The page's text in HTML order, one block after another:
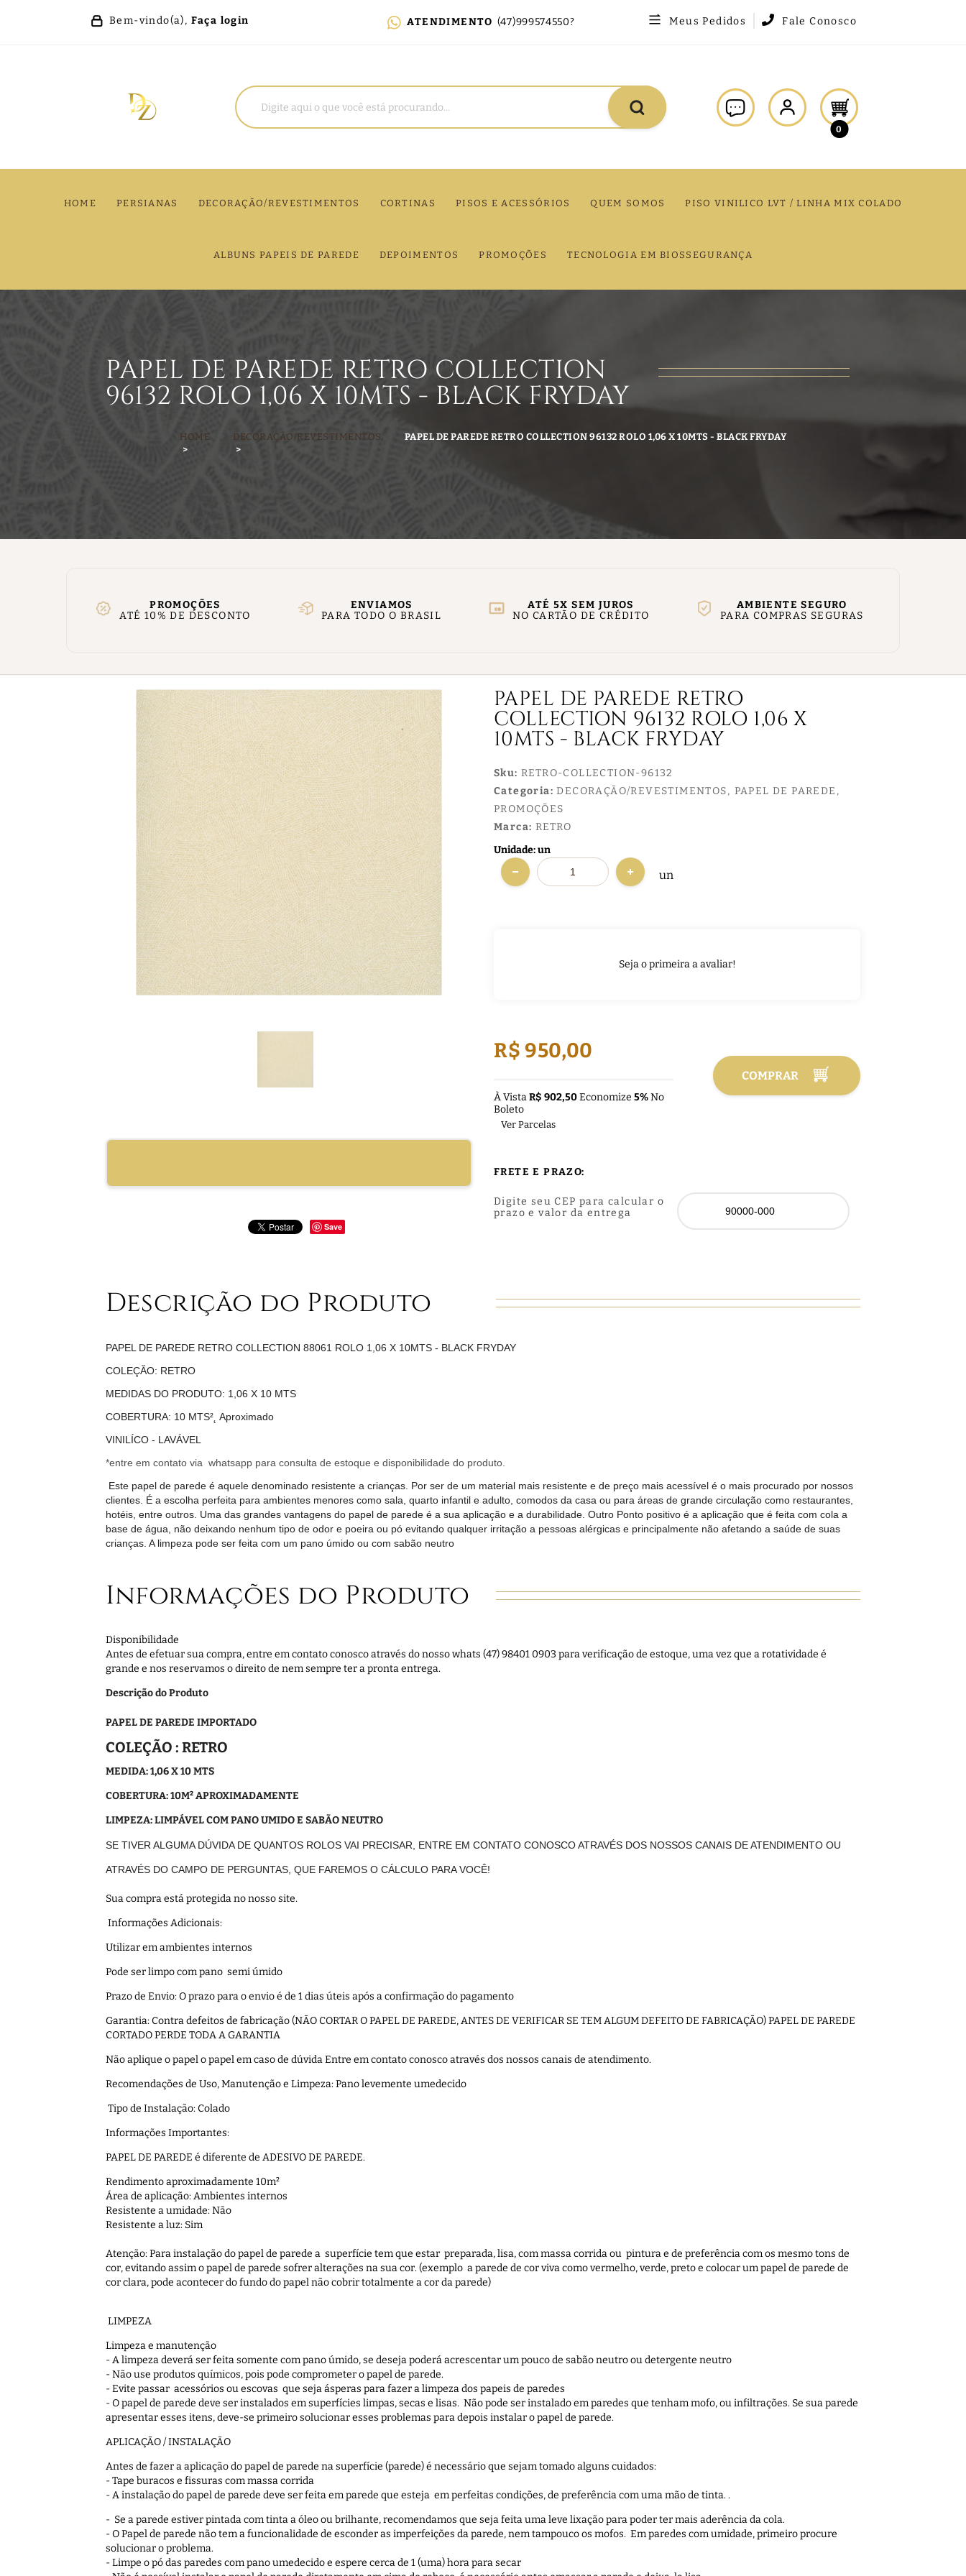
Bem-vindo(a), Faça login ATENDIMENTO (47)999574550? Meus Pedidos Fale Conosco
0
HOME PERSIANAS DECORAÇÃO/REVESTIMENTOS CORTINAS PISOS E ACESSÓRIOS QUEM SOMOS PISO VINILICO LVT / LINHA MIX COLADO
ALBUNS PAPEIS DE PAREDE DEPOIMENTOS PROMOÇÕES TECNOLOGIA EM BIOSSEGURANÇA
HOME DECORAÇÃO/REVESTIMENTOS PAPEL DE PAREDE RETRO COLLECTION 96132 ROLO 1,06 X 10MTS - BLACK FRYDAY
PAPEL DE PAREDE RETRO COLLECTION
96132 ROLO 1,06 X 10MTS - BLACK FRYDAY
PROMOÇÕES
ATÉ 10% DE DESCONTO
ENVIAMOS
PARA TODO O BRASIL
ATÉ 5X SEM JUROS
NO CARTÃO DE CRÉDITO
AMBIENTE SEGURO
PARA COMPRAS SEGURAS
Save
PAPEL DE PAREDE RETRO
COLLECTION 96132 ROLO 1,06 X
10MTS - BLACK FRYDAY
Sku: RETRO-COLLECTION-96132
Categoria: DECORAÇÃO/REVESTIMENTOS
PAPEL DE PAREDE
PROMOÇÕES
Marca: RETRO
Seja o primeira a avaliar!
Unidade: un
un
R$ 950,00
À VistaR$ 902,50Economize 5%No
Boleto
Ver Parcelas
COMPRAR
FRETE E PRAZO:
Digite seu CEP para calcular o
prazo e valor da entrega
Descrição do Produto
PAPEL DE PAREDE RETRO COLLECTION 88061 ROLO 1,06 X 10MTS - BLACK FRYDAY
COLEÇĂO: RETRO
MEDIDAS DO PRODUTO: 1,06 X 10 MTS
COBERTURA: 10 MTS²˛ Aproximado
VINILÍCO - LAVÁVEL
*entre em contato via whatsapp para consulta de estoque e disponibilidade do produto.
Este papel de parede é aquele denominado resistente a crianças. Por ser de um material mais resistente e de preço mais acessível é o mais procurado por nossos
clientes. É a escolha perfeita para ambientes menores como sala, quarto infantil e adulto, comodos da casa ou para áreas de grande circulação como restaurantes,
hotéis, entre outros. Uma das grandes vantagens do papel de parede é a sua aplicação e a durabilidade. Outro Ponto positivo é a aplicação que é feita com cola a
base de água, não deixando nenhum tipo de odor e poeira ou pó evitando qualquer irritação a pessoas alérgicas e principalmente não afetando a saúde de suas
crianças. A limpeza pode ser feita com um pano úmido ou com sabão neutro
Informações do Produto
Disponibilidade
Antes de efetuar sua compra, entre em contato conosco através do nosso whats (47) 98401 0903 para verificação de estoque, uma vez que a rotatividade é
grande e nos reservamos o direito de nem sempre ter a pronta entrega.
Descrição do Produto
PAPEL DE PAREDE IMPORTADO
COLEÇÃO : RETRO
MEDIDA: 1,06 X 10 MTS
COBERTURA: 10M² APROXIMADAMENTE
LIMPEZA: LIMPÁVEL COM PANO UMIDO E SABÃO NEUTRO
SE TIVER ALGUMA DÚVIDA DE QUANTOS ROLOS VAI PRECISAR, ENTRE EM CONTATO CONOSCO ATRAVÉS DOS NOSSOS CANAIS DE ATENDIMENTO OU
ATRAVÉS DO CAMPO DE PERGUNTAS, QUE FAREMOS O CÁLCULO PARA VOCÊ!
Sua compra está protegida no nosso site.
Informações Adicionais:
Utilizar em ambientes internos
Pode ser limpo com pano semi úmido
Prazo de Envio: O prazo para o envio é de 1 dias úteis após a confirmação do pagamento
Garantia: Contra defeitos de fabricação (NÃO CORTAR O PAPEL DE PAREDE, ANTES DE VERIFICAR SE TEM ALGUM DEFEITO DE FABRICAÇÃO) PAPEL DE PAREDE
CORTADO PERDE TODA A GARANTIA
Não aplique o papel o papel em caso de dúvida Entre em contato conosco através dos nossos canais de atendimento.
Recomendações de Uso, Manutenção e Limpeza: Pano levemente umedecido
Tipo de Instalação: Colado
Informações Importantes:
PAPEL DE PAREDE é diferente de ADESIVO DE PAREDE.
Rendimento aproximadamente 10m²
Área de aplicação: Ambientes internos
Resistente a umidade: Não
Resistente a luz: Sim
Atenção: Para instalação do papel de parede a superfície tem que estar preparada, lisa, com massa corrida ou pintura e de preferência com os mesmo tons de
cor, evitando assim o papel de parede sofrer alterações na sua cor. (exemplo a parede de cor viva como vermelho, verde, preto e colocar um papel de parede de
cor clara, pode acontecer do fundo do papel não cobrir totalmente a cor da parede)
LIMPEZA
Limpeza e manutenção
- A limpeza deverá ser feita somente com pano úmido, se deseja poderá acrescentar um pouco de sabão neutro ou detergente neutro
- Não use produtos químicos, pois pode comprometer o papel de parede.
- Evite passar acessórios ou escovas que seja ásperas para fazer a limpeza dos papeis de paredes
- O papel de parede deve ser instalados em superfícies limpas, secas e lisas. Não pode ser instalado em paredes que tenham mofo, ou infiltrações. Se sua parede
apresentar esses itens, deve-se primeiro solucionar esses problemas para depois instalar o papel de parede.
APLICAÇÃO / INSTALAÇÃO
Antes de fazer a aplicação do papel de parede na superfície (parede) é necessário que sejam tomado alguns cuidados:
- Tape buracos e fissuras com massa corrida
- A instalação do papel de parede deve ser feita em parede que esteja em perfeitas condições, de preferência com uma mão de tinta. .
- Se a parede estiver pintada com tinta a óleo ou brilhante, recomendamos que seja feita uma leve lixação para poder ter mais aderência da cola.
- O Papel de parede não tem a funcionalidade de esconder as imperfeições da parede, nem tampouco os mofos. Em paredes com umidade, primeiro procure
solucionar o problema.
- Limpe o pó das paredes com pano umedecido e espere cerca de 1 (uma) hora para secar